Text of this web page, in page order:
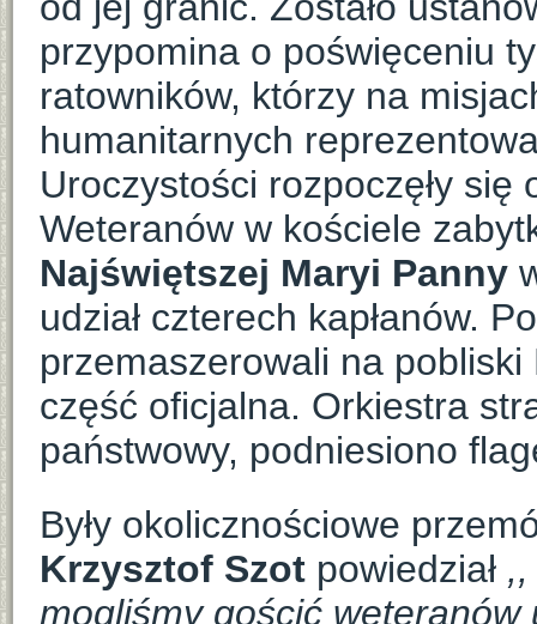
przypomina o poświęceniu
ratowników, którzy na
humanitarnych
Uroczystości rozpoczęły
Weteranów w kościele
Najświętszej Maryi Panny
udział czterech kapłanów.
przemaszerowali na
część oficjalna. Orkiestra
państwowy, podniesiono
Były okolicznościowe
Krzysztof Szot powiedział
mogliśmy gościć